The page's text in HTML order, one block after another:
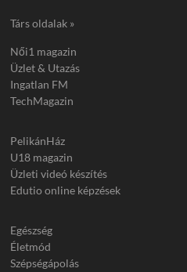
Társ oldalak »
Női1 magazin
Üzlet & Utazás
Ingatlan FM
TechMagazin
PelikánHáz
U18 magazin
Üzleti videó készítés
Edutio online képzések
Egészség
Életmód
Szépségápolás